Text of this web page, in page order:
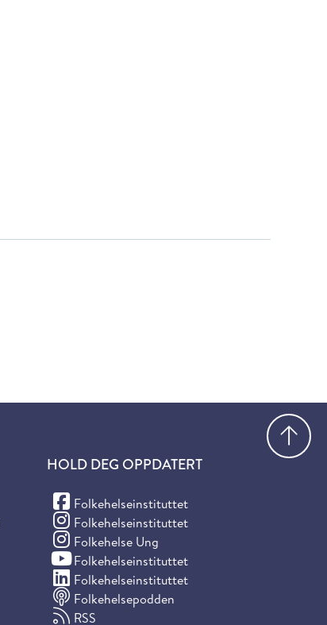
HOLD DEG OPPDATERT
Folkehelseinstituttet
(Facebook)
Folkehelseinstituttet
(Instagram)
Folkehelse Ung
(Instagram)
Folkehelseinstituttet
(YouTube)
Folkehelseinstituttet
(LinkedIn)
Folkehelsepodden
RSS